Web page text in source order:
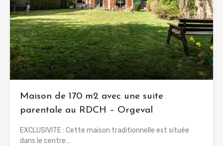
Maison de 170 m2 avec une suite
parentale au RDCH – Orgeval
EXCLUSIVITE : Cette maison traditionnelle est située
dans le centre…